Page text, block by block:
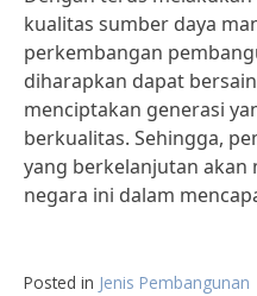
kualitas sumber daya
perkembangan
diharapkan dapat
menciptakan generasi
berkualitas. Sehingga,
yang berkelanjutan akan
negara ini dalam
Posted in Jenis Pembangunan